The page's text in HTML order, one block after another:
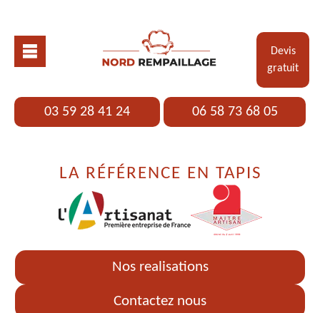
Devis
gratuit
03 59 28 41 24 06 58 73 68 05
LA RÉFÉRENCE EN TAPIS
Nos realisations
Contactez nous